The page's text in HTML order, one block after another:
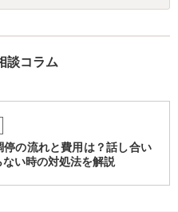
は有効なのかという問題もあ
談コラム
停の流れと費用は？話し合い
ない時の対処法を解説